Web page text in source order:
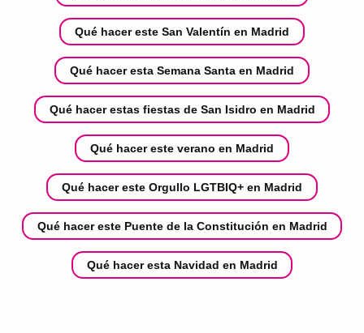
Qué hacer este San Valentín en Madrid
Qué hacer esta Semana Santa en Madrid
Qué hacer estas fiestas de San Isidro en Madrid
Qué hacer este verano en Madrid
Qué hacer este Orgullo LGTBIQ+ en Madrid
Qué hacer este Puente de la Constitución en Madrid
Qué hacer esta Navidad en Madrid